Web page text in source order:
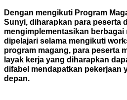
Dengan mengikuti Program
Sunyi, diharapkan para peserta
mengimplementasikan berbagai
dipelajari selama mengikuti
program magang, para peserta
layak kerja yang diharapkan
difabel mendapatkan pekerjaan
depan.